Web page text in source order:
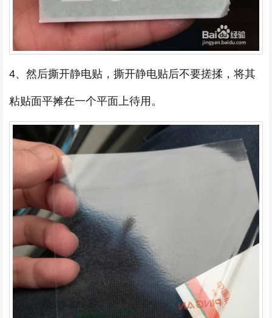
4、然后撕开静电贴，撕开静电贴后不要搓揉，将其
粘贴面平摊在一个平面上待用。